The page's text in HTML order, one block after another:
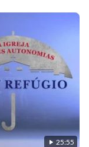
25:55